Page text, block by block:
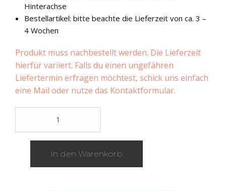
Hinterachse
Bestellartikel: bitte beachte die Lieferzeit von ca. 3 –
4 Wochen
Produkt muss nachbestellt werden. Die Lieferzeit
hierfür variiert. Falls du einen ungefähren
Liefertermin erfragen möchtest, schick uns einfach
eine Mail oder nutze das Kontaktformular.
Disc
Brakes
In den Warenkorb